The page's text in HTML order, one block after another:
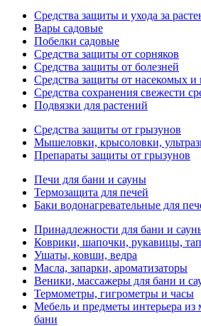
Средства защиты и ухода за
Вары садовые
Побелки садовые
Средства защиты от сорняков
Средства защиты от болезней
Средства защиты от насекомых и
Средства сохранения свежести
Подвязки для растений
Средства защиты от грызунов
Мышеловки, крысоловки,
Препараты защиты от грызунов
Печи для бани и сауны
Термозащита для печей
Баки водонагревательные для
Принадлежности для бани и
Коврики, шапочки, рукавицы,
Ушаты, ковши, ведра
Масла, запарки, ароматизаторы
Веники, массажеры для бани и
Термометры, гигрометры и часы
Мебель и предметы интерьера из
бани